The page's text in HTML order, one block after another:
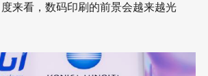
来看，数码印刷的前景会越来越光